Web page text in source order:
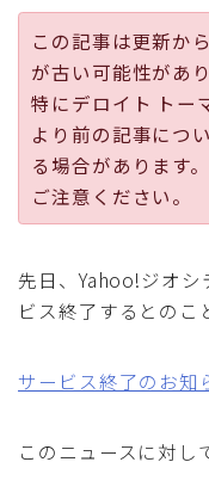
公式ページ
この記事は更新か
が古い可能性があ
特にデロイト トー
より前の記事につ
る場合があります。
ご注意ください。
先日、Yahoo!ジオシ
ビス終了するとのこ
サービス終了のお知
このニュースに対し